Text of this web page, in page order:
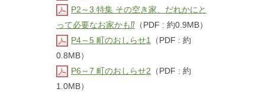
P2～3 特集 その空き家、だれかにと
って必要なお家かも⁉ （PDF : 約0.9MB）
P4～5 町のおしらせ1 （PDF : 約
0.8MB）
P6～7 町のおしらせ2 （PDF : 約
1.0MB）